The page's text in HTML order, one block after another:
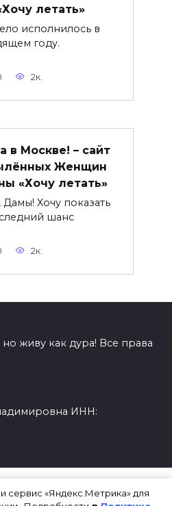
летать»
исполнилось в
году.
2к.
в Москве! – сайт
Женщин
«Хочу летать»
Дамы! Хочу показать
шанс
2к.
живу как дура! Все права
ИНН:
сервис «Яндекс.Метрика» для